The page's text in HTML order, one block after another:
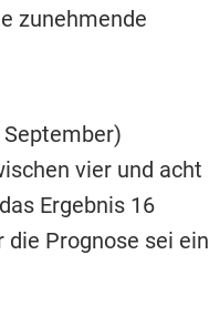
zunehmende
vier und acht
Ergebnis 16
Prognose sei ein